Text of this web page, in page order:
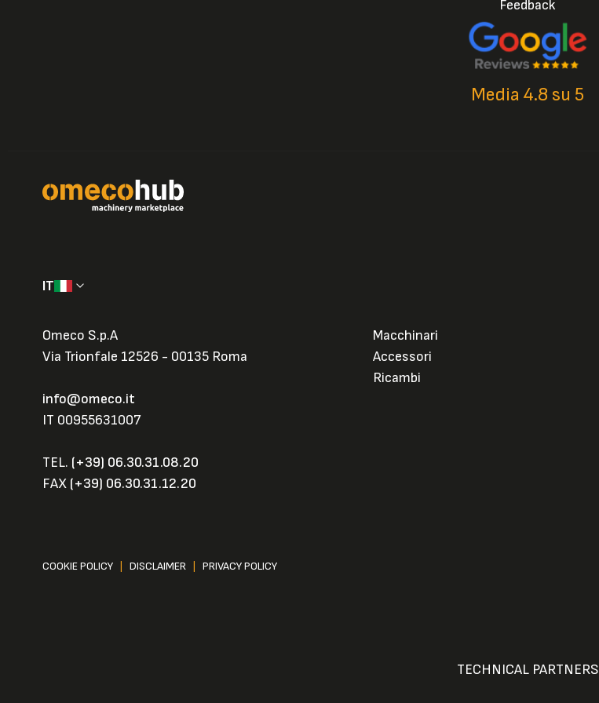
Feedback
Media 4.8 su 5
IT
Omeco S.p.A
Via Trionfale 12526 - 00135 Roma
info@omeco.it
IT 00955631007
TEL. (+39) 06.30.31.08.20
FAX (+39) 06.30.31.12.20
Macchinari
Accessori
Ricambi
COOKIE POLICY DISCLAIMER PRIVACY POLICY
TECHNICAL PARTNERS